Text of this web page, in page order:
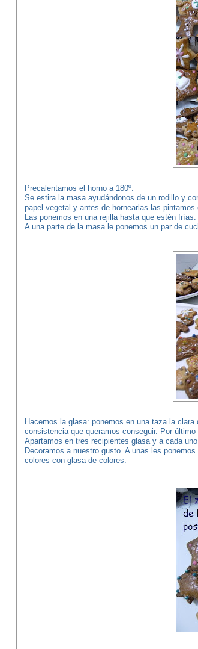
Precalentamos el horno a 180º.
Se estira la masa ayudándonos de un rodillo y
papel vegetal y antes de hornearlas las
Las ponemos en una rejilla hasta que estén frías.
A una parte de la masa le ponemos un par de
Hacemos la glasa: ponemos en una taza la
consistencia que queramos conseguir. Por
Apartamos en tres recipientes glasa y a cada
Decoramos a nuestro gusto. A unas les
colores con glasa de colores.